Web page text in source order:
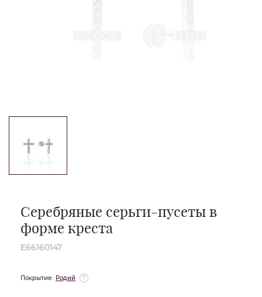
Серебряные серьги-пусеты в
форме креста
E66160147
Покрытие: Родий